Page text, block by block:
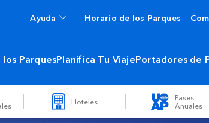
Ayuda Horario de los Parques
ParquesPlanifica Tu ViajePortadores de
Hoteles
Pases
Anuales